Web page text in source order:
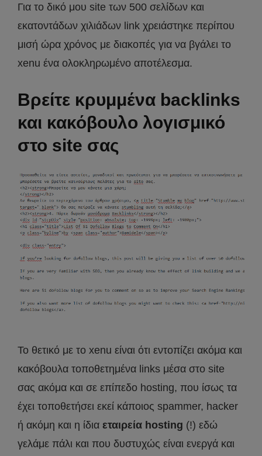
Για το δικό μου site των 500 σελίδων και
εκατοντάδων χιλιάδων link χρειάστηκε περίπου
μισή ώρα χρόνος με διακοπές για να βγάλει το
xenu ένα ολοκληρωμένο αποτέλεσμα.
Βρείτε κρυμμένα backlinks
και κακόβουλο λογισμικό
στο site σας
Το θετικό με το xenu είναι ότι εντοπίζει ακόμα και
κακόβουλα τοποθετημένα links μέσα στο site
σας ακόμα και σε επίπεδο hosting, που ίσως τα
έχει τοποθετήσει εκεί κάποιος spammer, hacker
ή ακόμη και η ίδια εταιρεία hosting (!) εδώ
γελάμε πάλι και που δυστυχώς είναι ενεργά και